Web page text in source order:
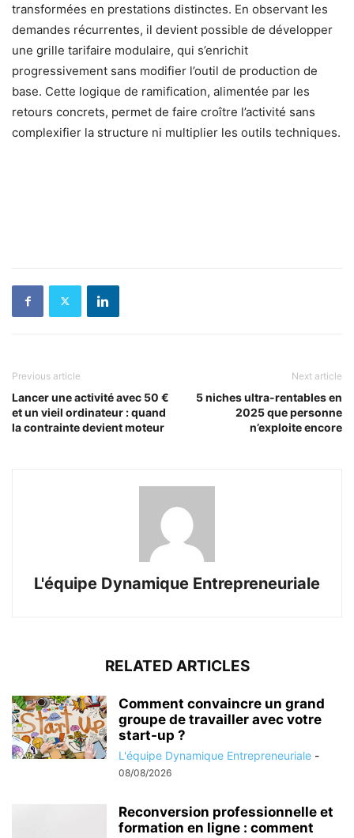
transformées en prestations distinctes. En observant les
demandes récurrentes, il devient possible de développer
une grille tarifaire modulaire, qui s’enrichit
progressivement sans modifier l’outil de production de
base. Cette logique de ramification, alimentée par les
retours concrets, permet de faire croître l’activité sans
complexifier la structure ni multiplier les outils techniques.
Previous article
Lancer une activité avec 50 €
et un vieil ordinateur : quand
la contrainte devient moteur
Next article
5 niches ultra-rentables en
2025 que personne
n’exploite encore
L'équipe Dynamique Entrepreneuriale
RELATED ARTICLES
Comment convaincre un grand
groupe de travailler avec votre
start-up ?
L'équipe Dynamique Entrepreneuriale -
08/08/2026
Reconversion professionnelle et
formation en ligne : comment